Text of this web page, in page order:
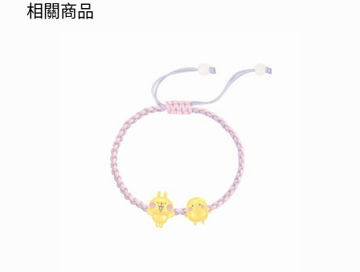
相關商品